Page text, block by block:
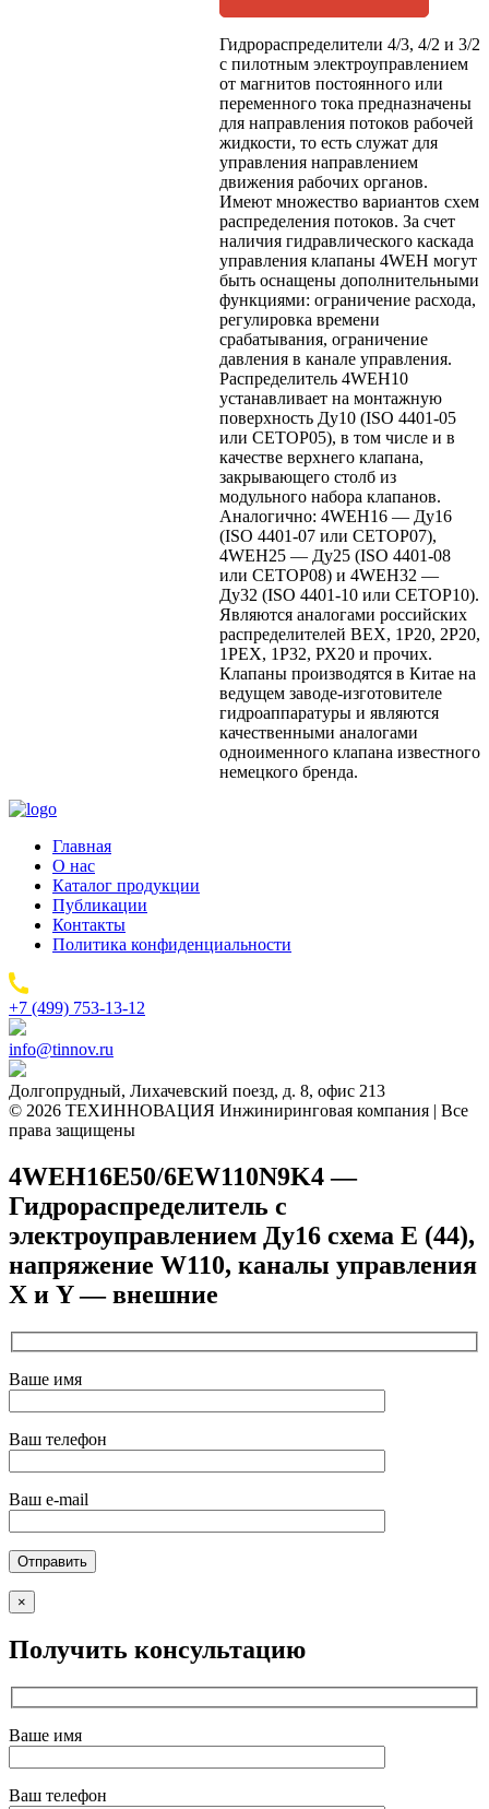
Гидрораспределители 4/3, 4/2 и 3/2
с пилотным электроуправлением
от магнитов постоянного или
переменного тока предназначены
для направления потоков рабочей
жидкости, то есть служат для
управления направлением
движения рабочих органов.
Имеют множество вариантов схем
распределения потоков. За счет
наличия гидравлического каскада
управления клапаны 4WEH могут
быть оснащены дополнительными
функциями: ограничение расхода,
регулировка времени
срабатывания, ограничение
давления в канале управления.
Распределитель 4WEH10
устанавливает на монтажную
поверхность Ду10 (ISO 4401-05
или CETOP05), в том числе и в
качестве верхнего клапана,
закрывающего столб из
модульного набора клапанов.
Аналогично: 4WEH16 — Ду16
(ISO 4401-07 или CETOP07),
4WEH25 — Ду25 (ISO 4401-08
или CETOP08) и 4WEH32 —
Ду32 (ISO 4401-10 или CETOP10).
Являются аналогами российских
распределителей ВЕХ, 1Р20, 2Р20,
1РЕХ, 1Р32, РХ20 и прочих.
Клапаны производятся в Китае на
ведущем заводе-изготовителе
гидроаппаратуры и являются
качественными аналогами
одноименного клапана известного
немецкого бренда.
Главная
О нас
Каталог продукции
Публикации
Контакты
Политика конфиденциальности
+7 (499) 753-13-12
info@tinnov.ru
Долгопрудный, Лихачевский поезд, д. 8, офис 213
© 2026 ТЕХИННОВАЦИЯ Инжиниринговая компания | Все
права защищены
4WEH16E50/6EW110N9K4 —
Гидрораспределитель с
электроуправлением Ду16 схема E (44),
напряжение W110, каналы управления
X и Y — внешние
Ваше имя
Ваш телефон
Ваш e-mail
×
Получить консультацию
Ваше имя
Ваш телефон